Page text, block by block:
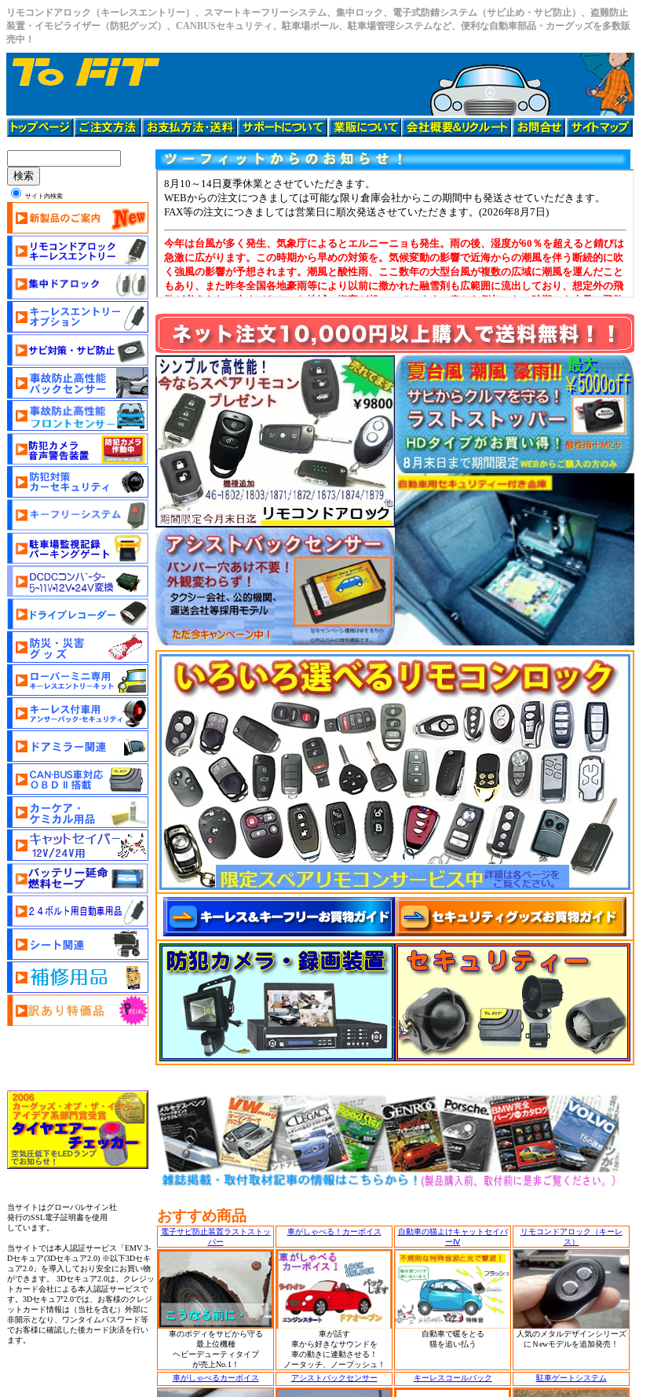
リモコンドアロック（キーレスエントリー）、スマートキーフリーシステム、集中ロック、電子式防錆システム（サビ止め・サビ防止）、盗難防止
装置・イモビライザー（防犯グッズ）、CANBUSセキュリティ、駐車場ポール、駐車場管理システムなど、便利な自動車部品・カーグッズを多数販
売中！
検索
サイト内検索
当サイトはグローバルサイン社
発行のSSL電子証明書を使用
しています。
当サイトでは本人認証サービス「EMV 3-
Dセキュア(3Dセキュア2.0) ※以下3Dセキ
ュア2.0」を導入しており安全にお買い物
ができます。 3Dセキュア2.0は、クレジッ
トカード会社による本人認証サービスで
す。3Dセキュア2.0では、お客様のクレジ
ットカード情報は（当社を含む）外部に
非開示となり、ワンタイムパスワード等
でお客様に確認した後カード決済を行い
ます。
おすすめ商品
電子サビ防止装置ラストストッ
パー
車がしゃべる！カーボイス
自動車の猫よけキャットセイバ
ーⅣ
リモコンドアロック（キーレ
ス）
車のボディをサビから守る
最上位機種
ヘビーデューティタイプ
が売上No.1！
車が話す
車から好きなサウンドを
車の動きに連動させる！
ノータッチ、ノープッシュ！
自動車で暖をとる
猫を追い払う
人気のメタルデザインシリーズ
にＮewモデルを追加発売！
車がしゃべるカーボイス アシストバックセンサー キーレスコールバック 駐車ゲートシステム